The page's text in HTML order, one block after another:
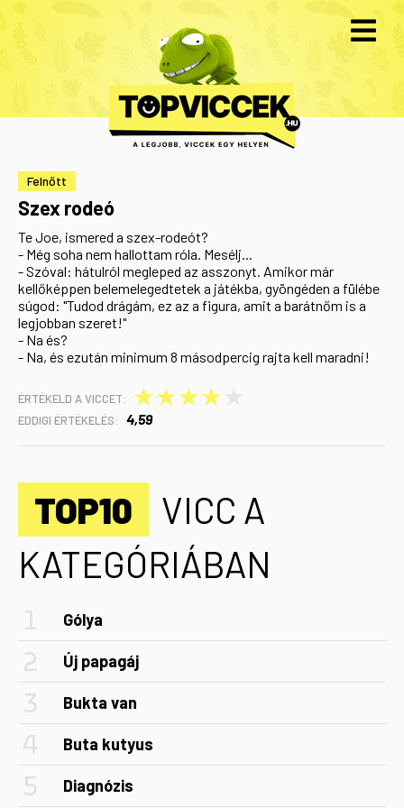
Felnőtt
Szex rodeó
Te Joe, ismered a szex-rodeót?
- Még soha nem hallottam róla. Mesélj...
- Szóval: hátulról megleped az asszonyt. Amikor már
kellőképpen belemelegedtetek a játékba, gyöngéden a fülébe
súgod: "Tudod drágám, ez az a figura, amit a barátnőm is a
legjobban szeret!"
- Na és?
- Na, és ezután minimum 8 másodpercig rajta kell maradni!
ÉRTÉKELD A VICCET: ★
★
★
★
EDDIGI ÉRTÉKELÉS: 4,59
TOP10
VICC A
KATEGÓRIÁBAN
Gólya
Új papagáj
Bukta van
Buta kutyus
Diagnózis